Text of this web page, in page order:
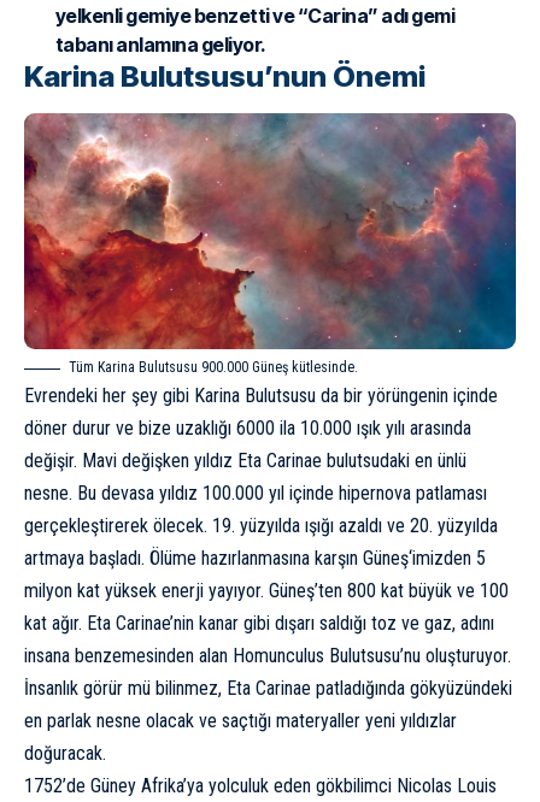
yelkenli gemiye benzetti ve “Carina” adı gemi
tabanı anlamına geliyor.
Karina Bulutsusu’nun Önemi
Tüm Karina Bulutsusu 900.000 Güneş kütlesinde.
Evrendeki her şey gibi Karina Bulutsusu da bir yörüngenin içinde
döner durur ve bize uzaklığı 6000 ila 10.000 ışık yılı arasında
değişir. Mavi değişken yıldız Eta Carinae bulutsudaki en ünlü
nesne. Bu devasa yıldız 100.000 yıl içinde hipernova patlaması
gerçekleştirerek ölecek. 19. yüzyılda ışığı azaldı ve 20. yüzyılda
artmaya başladı. Ölüme hazırlanmasına karşın Güneş‘imizden 5
milyon kat yüksek enerji yayıyor. Güneş’ten 800 kat büyük ve 100
kat ağır. Eta Carinae’nin kanar gibi dışarı saldığı toz ve gaz, adını
insana benzemesinden alan Homunculus Bulutsusu’nu oluşturuyor.
İnsanlık görür mü bilinmez, Eta Carinae patladığında gökyüzündeki
en parlak nesne olacak ve saçtığı materyaller yeni yıldızlar
doğuracak.
1752’de Güney Afrika’ya yolculuk eden gökbilimci Nicolas Louis